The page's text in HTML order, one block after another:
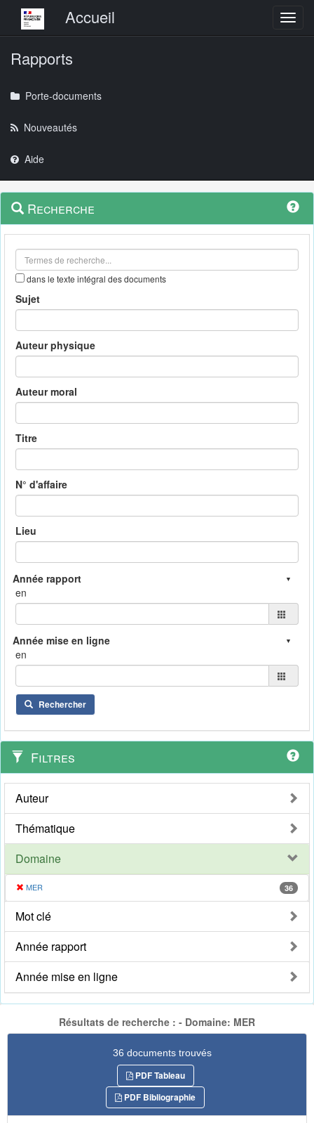
Menu principalAccueil
Rapports
Porte-documents
Nouveautés
Aide
Navigation
outils
Menu
contextuel
Recherche
dans le texte intégral des documents
Sujet
Auteur physique
Auteur moral
Titre
N° d'affaire
Lieu
en
en
Rechercher
Filtres
Auteur
Thématique
Domaine
MER 36
Mot clé
Année rapport
Année mise en ligne
Résultats de recherche : - Domaine: MER
36 documents trouvés
PDF Tableau
PDF Bibliographie